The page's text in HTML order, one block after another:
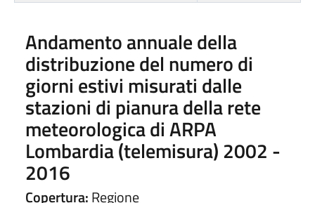
Andamento annuale della
distribuzione del numero di
giorni estivi misurati dalle
stazioni di pianura della rete
meteorologica di ARPA
Lombardia (telemisura) 2002 -
2016
Copertura:Regione